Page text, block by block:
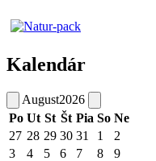
Kalendár
August2026
Po Ut St Št Pia So Ne
27 28 29 30 31 1
2
3
4 5 6 7 8
9